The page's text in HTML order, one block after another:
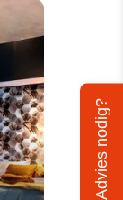
Advies nodig?